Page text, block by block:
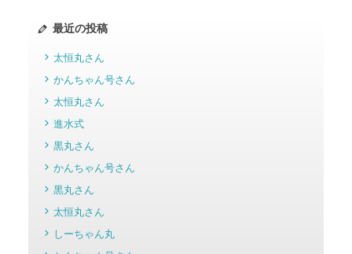
最近の投稿
太恒丸さん
かんちゃん号さん
太恒丸さん
進水式
黒丸さん
かんちゃん号さん
黒丸さん
太恒丸さん
しーちゃん丸